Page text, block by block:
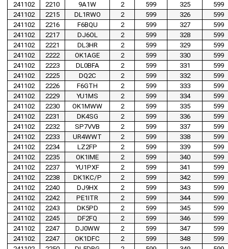
241102
2210 9A1W 2 599 325
599
241102
2215 DL1RWO 2 599 326
599
241102
2216 F6BQU 2 599 327
599
241102
2217 DJ6OL 2 599 328
599
241102
2221 DL3HR 2 599 329
599
241102
2222 OK1AGE 2 599 330
599
241102
2223 DL0BFA 2 599 331
599
241102
2225 DQ2C 2 599 332
599
241102
2226 F6GTH 2 599 333
599
241102
2229 YU1MS 2 599 334
599
241102
2230 OK1MWW 2 599 335
599
241102
2231 DK4SG 2 599 336
599
241102
2232 SP7VVB 2 599 337
599
241102
2233 UR4WWT 2 599 338
599
241102
2234 LZ2FP 2 599 339
599
241102
2235 OK1IME 2 599 340
599
241102
2237 YU1PXF 2 599 341
599
241102
2238 DK1KC/P 2 599 342
599
241102
2240 DJ9HX 2 599 343
599
241102
2242 PE1ITR 2 599 344
599
241102
2243 DK5PD 2 599 345
599
241102
2245 DF2FQ 2 599 346
599
241102
2247 DJ0WW 2 599 347
599
241102
2247 OK1DFC 2 599 348
599